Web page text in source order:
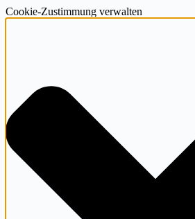
Cookie-Zustimmung verwalten